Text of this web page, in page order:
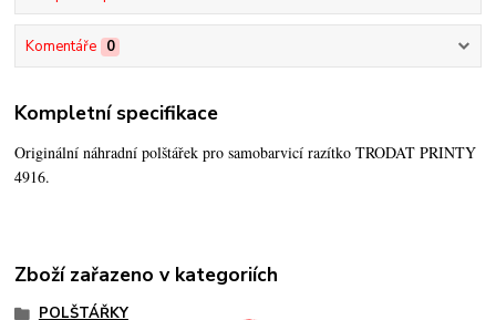
Komentáře 0
Kompletní specifikace
Originální náhradní polštářek pro samobarvicí razítko TRODAT PRINTY
4916.
Zboží zařazeno v kategoriích
POLŠTÁŘKY